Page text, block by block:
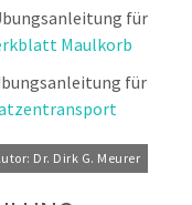
für
Maulkorb
für
Dr. Dirk G. Meurer